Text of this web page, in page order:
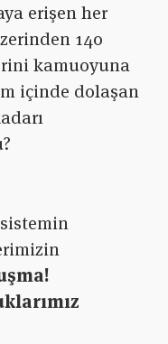
erişen her
140
kamuoyuna
içinde dolaşan